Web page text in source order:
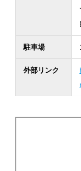
駐車場
外部リンク